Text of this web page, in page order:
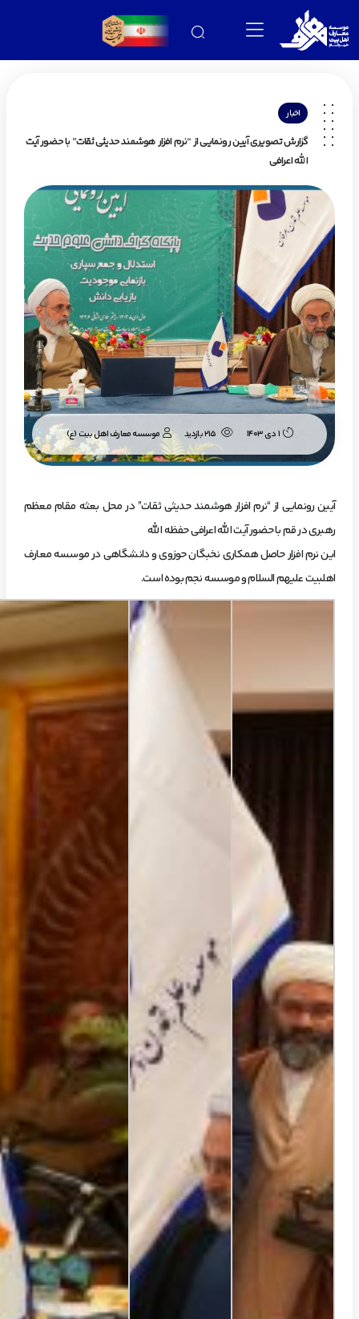
اخبار
گزارش تصویری آیین رونمایی از “نرم افزار هوشمند حدیثی ثقات” با حضور آیت
الله اعرافی
1 دی 1403 موسسه معارف اهل بیت (ع)
آیین رونمایی از “نرم افزار هوشمند حدیثی ثقات” در محل بعثه مقام معظم
رهبری در قم با حضور آیت الله اعرافی حفظه الله
این نرم افزار حاصل همکاری نخبگان حوزوی و دانشگاهی در موسسه معارف
اهلبیت علیهم السلام و موسسه نجم بوده است.